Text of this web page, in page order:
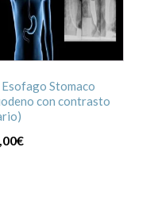
Esofago Stomaco
con contrasto
€